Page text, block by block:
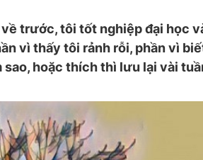
trước, tôi tốt nghiệp đại học
vì thấy tôi rảnh rỗi, phần vì
hoặc thích thì lưu lại vài